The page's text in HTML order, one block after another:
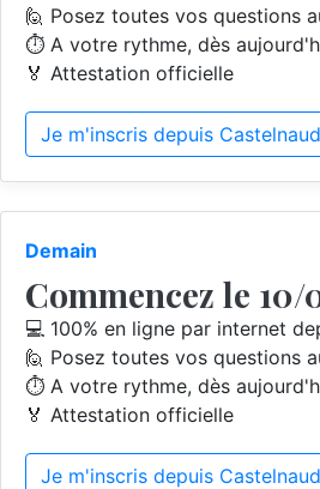
🙋 Posez toutes vos questions
⏱️ A votre rythme, dès
🏅 Attestation officielle
Je m'inscris depuis
Demain
Commencez le 10/
💻 100% en ligne par internet
🙋 Posez toutes vos questions
⏱️ A votre rythme, dès
🏅 Attestation officielle
Je m'inscris depuis